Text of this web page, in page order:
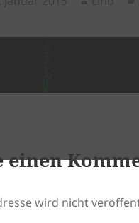
einen
wird nicht